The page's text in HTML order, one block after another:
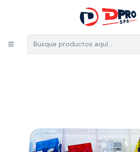
5% de descuento en el total de
para nuevos clientes)
Inicio Vehículos Accesorios
FUSIBLES DE AUTO 55